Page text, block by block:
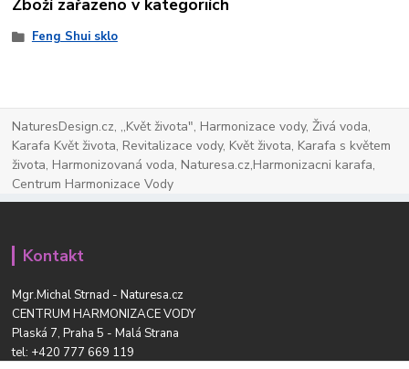
Feng Shui sklo
NaturesDesign.cz, ,,Květ života", Harmonizace vody, Živá voda,
Karafa Květ života, Revitalizace vody, Květ života, Karafa s květem
života, Harmonizovaná voda, Naturesa.cz,Harmonizacni karafa,
Centrum Harmonizace Vody
Kontakt
Mgr.Michal Strnad - Naturesa.cz
CENTRUM HARMONIZACE VODY
Plaská 7, Praha 5 - Malá Strana
tel: +420 777 669 119